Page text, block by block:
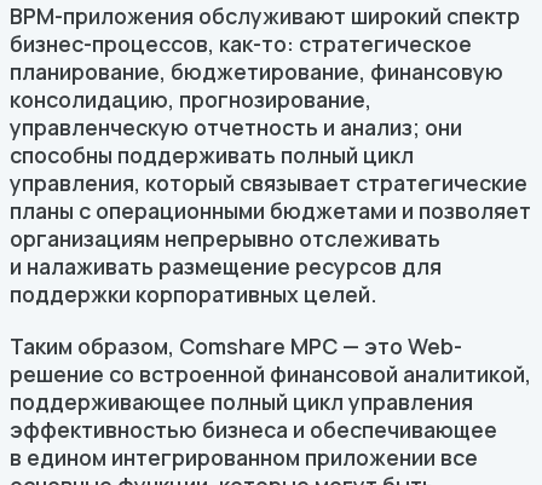
BPM-приложения обслуживают широкий спектр
бизнес-процессов, как-то: стратегическое
планирование, бюджетирование, финансовую
консолидацию, прогнозирование,
управленческую отчетность и анализ; они
способны поддерживать полный цикл
управления, который связывает стратегические
планы с операционными бюджетами и позволяет
организациям непрерывно отслеживать
и налаживать размещение ресурсов для
поддержки корпоративных целей.
Таким образом, Comshare MPC — это Web-
решение со встроенной финансовой аналитикой,
поддерживающее полный цикл управления
эффективностью бизнеса и обеспечивающее
в едином интегрированном приложении все